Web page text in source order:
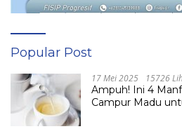
Popular Post
17 Mei 2025 15726
Ampuh! Ini 4
Campur Madu